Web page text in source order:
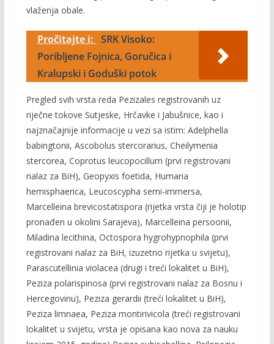
vlaženja obale.
Pročitajte i: SRK Visoko:
Poribljene Fojnica, Goručica i
Kralupski i Goduški potok
Pregled svih vrsta reda Pezizales registrovanih uz
riječne tokove Sutjeske, Hrčavke i Jabušnice, kao i
najznačajnije informacije u vezi sa istim: Adelphella
babingtonii, Ascobolus stercorarius, Cheilymenia
stercorea, Coprotus leucopocillum (prvi registrovani
nalaz za BiH), Geopyxis foetida, Humaria
hemisphaerica, Leucoscypha semi-immersa,
Marcelleina brevicostatispora (rijetka vrsta čiji je holotip
pronađen u okolini Sarajeva), Marcelleina persoonii,
Miladina lecithina, Octospora hygrohypnophila (prvi
registrovani nalaz za BiH, izuzetno rijetka u svijetu),
Parascutellinia violacea (drugi i treći lokalitet u BiH),
Peziza polarispinosa (prvi registrovani nalaz za Bosnu i
Hercegovinu), Peziza gerardii (treći lokalitet u BiH),
Peziza limnaea, Peziza montirivicola (treći registrovani
lokalitet u svijetu, vrsta je opisana kao nova za nauku